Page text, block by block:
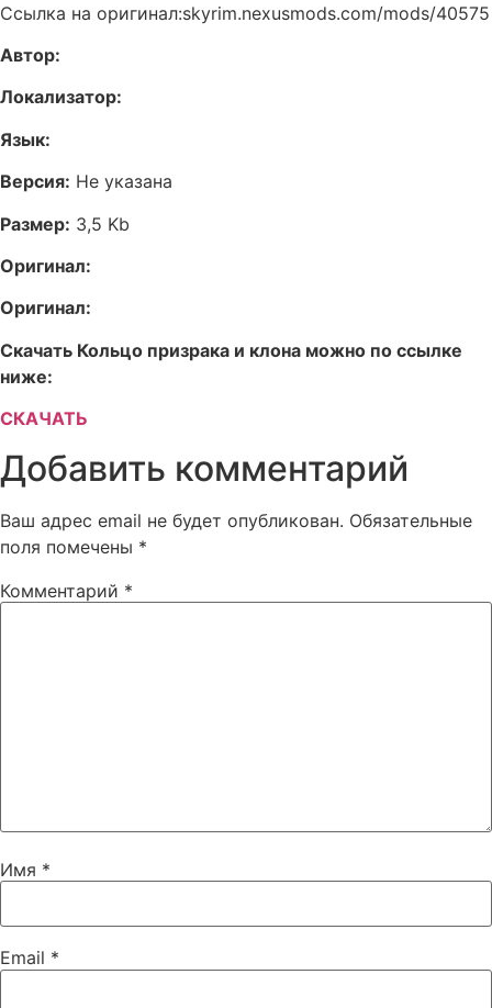
Ссылка на оригинал:skyrim.nexusmods.com/mods/40575
Автор:
Локализатор:
Язык:
Версия: Не указана
Размер: 3,5 Kb
Оригинал:
Оригинал:
Скачать Кольцо призрака и клона можно по ссылке
ниже:
СКАЧАТЬ
Добавить комментарий
Ваш адрес email не будет опубликован. Обязательные
поля помечены *
Комментарий *
Имя *
Email *